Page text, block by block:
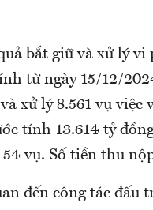
bắt giữ và xử lý
từ ngày 15/12/
xử lý 8.561 vụ
tính 13.614 tỷ
vụ. Số tiền thu
đến công tác đấu